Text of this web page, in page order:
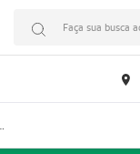
Faça sua busca
LTDA (51004347-4)